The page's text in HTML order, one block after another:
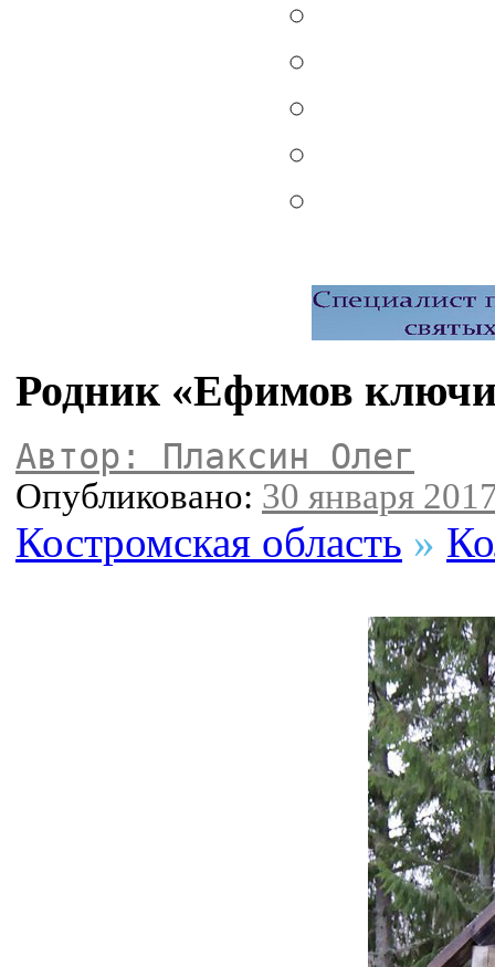
Родник «Ефимов
Автор: Плаксин Олег
Опубликовано: 30 января
Костромская область »